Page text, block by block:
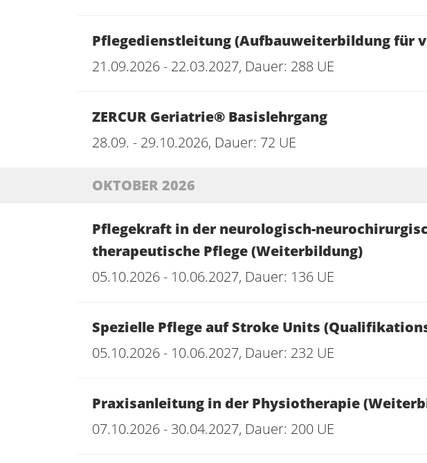
Pflegedienstleitung (Aufbauweiterbildung für
21.09.2026 - 22.03.2027, Dauer: 288 UE
ZERCUR Geriatrie® Basislehrgang
28.09. - 29.10.2026, Dauer: 72 UE
OKTOBER 2026
Pflegekraft in der neurologisch-
therapeutische Pflege (Weiterbildung)
05.10.2026 - 10.06.2027, Dauer: 136 UE
Spezielle Pflege auf Stroke Units
05.10.2026 - 10.06.2027, Dauer: 232 UE
Praxisanleitung in der Physiotherapie
07.10.2026 - 30.04.2027, Dauer: 200 UE